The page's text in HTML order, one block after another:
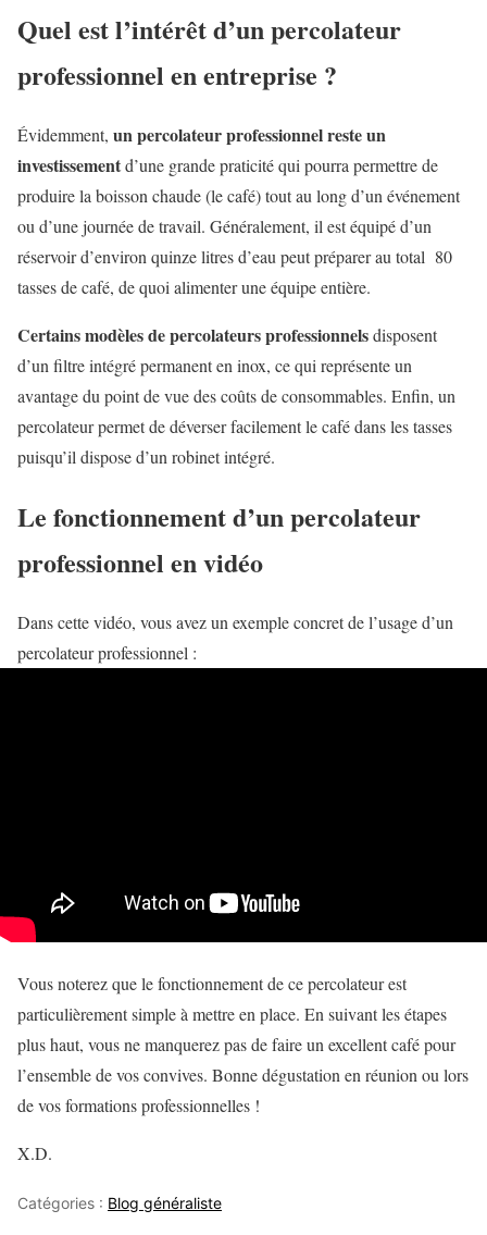
Quel est l’intérêt d’un percolateur
professionnel en entreprise ?
Évidemment, un percolateur professionnel reste un
investissementd’une grande praticité qui pourra permettre de
produire la boisson chaude (le café) tout au long d’un événement
ou d’une journée de travail. Généralement, il est équipé d’un
réservoir d’environ quinze litres d’eau peut préparer au total 80
tasses de café, de quoi alimenter une équipe entière.
Certains modèles de percolateurs professionnelsdisposent
d’un filtre intégré permanent en inox, ce qui représente un
avantage du point de vue des coûts de consommables. Enfin, un
percolateur permet de déverser facilement le café dans les tasses
puisqu’il dispose d’un robinet intégré.
Le fonctionnement d’un percolateur
professionnel en vidéo
Dans cette vidéo, vous avez un exemple concret de l’usage d’un
percolateur professionnel :
Vous noterez que le fonctionnement de ce percolateur est
particulièrement simple à mettre en place. En suivant les étapes
plus haut, vous ne manquerez pas de faire un excellent café pour
l’ensemble de vos convives. Bonne dégustation en réunion ou lors
de vos formations professionnelles !
X.D.
Catégories : Blog généraliste